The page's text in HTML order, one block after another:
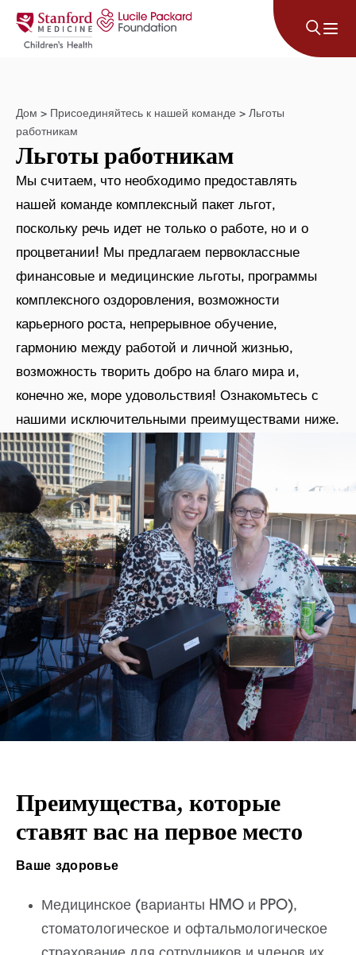
Перейти к содержанию
Дом > Присоединяйтесь к нашей команде > Льготы
работникам
Льготы работникам
Мы считаем, что необходимо предоставлять
нашей команде комплексный пакет льгот,
поскольку речь идет не только о работе, но и о
процветании! Мы предлагаем первоклассные
финансовые и медицинские льготы, программы
комплексного оздоровления, возможности
карьерного роста, непрерывное обучение,
гармонию между работой и личной жизнью,
возможность творить добро на благо мира и,
конечно же, море удовольствия! Ознакомьтесь с
нашими исключительными преимуществами ниже.
Преимущества, которые
ставят вас на первое место
Ваше здоровье
Медицинское (варианты HMO и PPO),
стоматологическое и офтальмологическое